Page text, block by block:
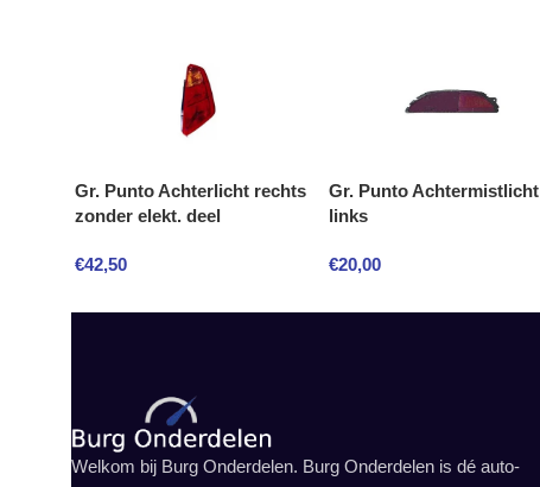
Gr. Punto Achterlicht rechts
zonder elekt. deel
€42,50
Gr. Punto Achtermistlicht
links
€20,00
Welkom bij Burg Onderdelen. Burg Onderdelen is dé auto-